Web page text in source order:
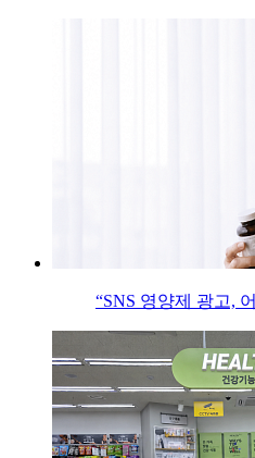
“SNS 영양제 광고,